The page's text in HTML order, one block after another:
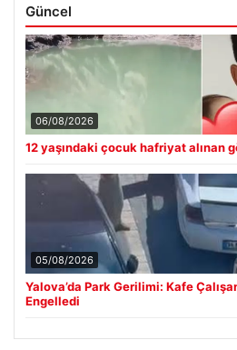
Güncel
06/08/2026
12 yaşındaki çocuk hafriyat alınan
05/08/2026
Yalova’da Park Gerilimi: Kafe
Engelledi